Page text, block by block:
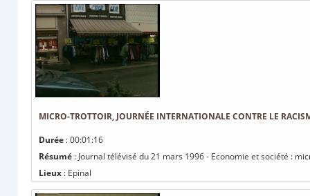
MICRO-TROTTOIR, JOURNÉE INTERNATIONALE CONTRE LE
Durée : 00:01:16
Résumé : Journal télévisé du 21 mars 1996 - Economie et société :
Lieux : Epinal